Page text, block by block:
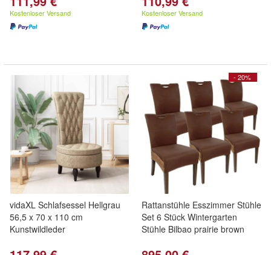
Kostenloser Versand Kostenloser Versand
vidaXL Schlafsessel Hellgrau
56,5 x 70 x 110 cm
Kunstwildleder
- 20%
Rattanstühle Esszimmer Stühle
Set 6 Stück Wintergarten
Stühle Bilbao prairie brown